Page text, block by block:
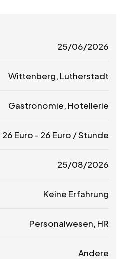
25/06/2026
Wittenberg, Lutherstadt
Gastronomie, Hotellerie
26 Euro - 26 Euro / Stunde
25/08/2026
Keine Erfahrung
Personalwesen, HR
Andere